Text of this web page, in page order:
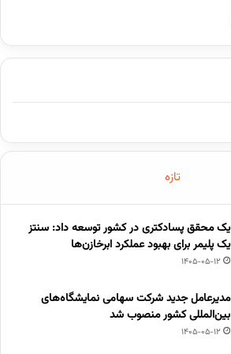
تازه
یک محقق پسادکتری در کشور توسعه داد: سنتز
یک پلیمر برای بهبود عملکرد ابرخازن‌ها
1405-05-12
مدیرعامل جدید شرکت سهامی نمایشگاه‌های
بین‌المللی کشور منصوب شد
1405-05-12